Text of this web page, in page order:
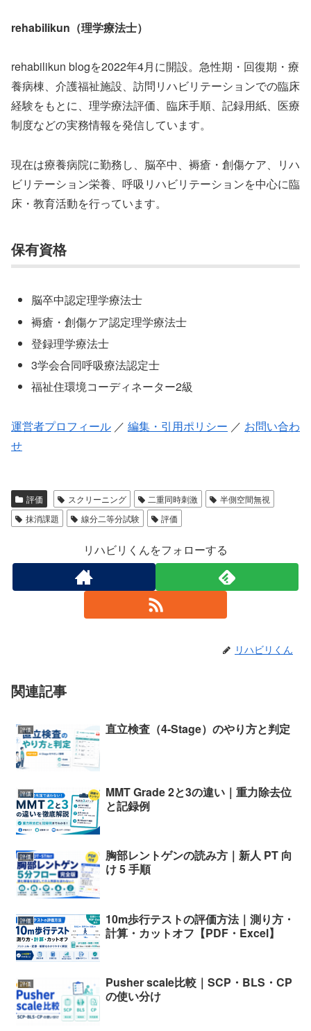
rehabilikun（理学療法士）
rehabilikun blogを2022年4月に開設。急性期・回復期・療
養病棟、介護福祉施設、訪問リハビリテーションでの臨床
経験をもとに、理学療法評価、臨床手順、記録用紙、医療
制度などの実務情報を発信しています。
現在は療養病院に勤務し、脳卒中、褥瘡・創傷ケア、リハ
ビリテーション栄養、呼吸リハビリテーションを中心に臨
床・教育活動を行っています。
保有資格
脳卒中認定理学療法士
褥瘡・創傷ケア認定理学療法士
登録理学療法士
3学会合同呼吸療法認定士
福祉住環境コーディネーター2級
運営者プロフィール ／ 編集・引用ポリシー ／ お問い合わ
せ
評価 スクリーニング 二重同時刺激
半側空間無視
抹消課題
線分二等分試験 評価
リハビリくんをフォローする
リハビリくん
関連記事
評価 直立検査（4-Stage）のやり方と判定
評価
MMT Grade 2と3の違い｜重力除去位
と記録例
評価
胸部レントゲンの読み方｜新人 PT 向
け 5 手順
評価
10m歩行テストの評価方法｜測り方・
計算・カットオフ【PDF・Excel】
評価
Pusher scale比較｜SCP・BLS・CP
の使い分け